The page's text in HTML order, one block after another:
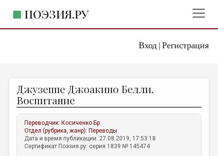
Вход| Регистрация
ПОЭЗИЯ.РУ
ЖАНРЫ
АВТОРЫ
КОММЕНТАРИИ
ЛИТСАЛОН
Джузеппе Джоакино Белли.
Воспитание
Переводчик: Косиченко Бр
Отдел (рубрика, жанр): Переводы
Дата и время публикации: 27.08.2019, 17:53:18
Сертификат Поэзия.ру: серия 1839 № 145474